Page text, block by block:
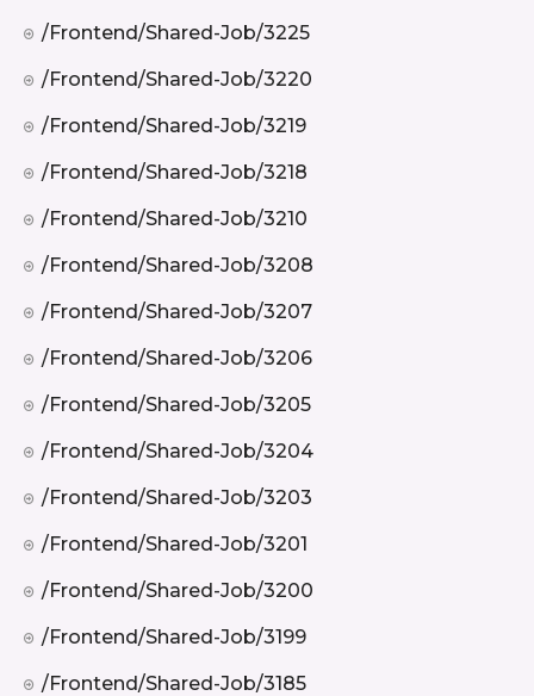
/frontend/shared-Job/3225
/frontend/shared-Job/3220
/frontend/shared-Job/3219
/frontend/shared-Job/3218
/frontend/shared-Job/3210
/frontend/shared-Job/3208
/frontend/shared-Job/3207
/frontend/shared-Job/3206
/frontend/shared-Job/3205
/frontend/shared-Job/3204
/frontend/shared-Job/3203
/frontend/shared-Job/3201
/frontend/shared-Job/3200
/frontend/shared-Job/3199
/frontend/shared-Job/3185